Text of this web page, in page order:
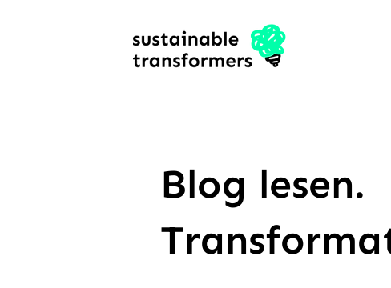
Blog lesen.